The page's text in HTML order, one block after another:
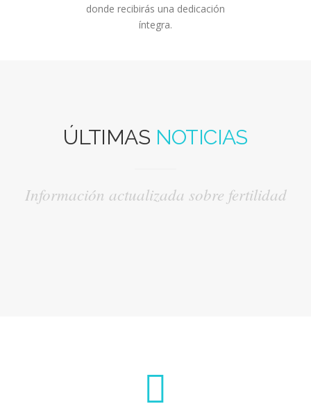
donde recibirás una dedicación
íntegra.
ÚLTIMAS NOTICIAS
Información actualizada sobre fertilidad